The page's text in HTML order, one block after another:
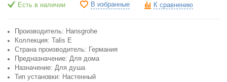
Есть в наличии В избранные К сравнению
Производитель: Hansgrohe
Коллекция: Talis E
Страна производитель: Германия
Предназначение: Для дома
Назначение: Для душа
Тип установки: Настенный